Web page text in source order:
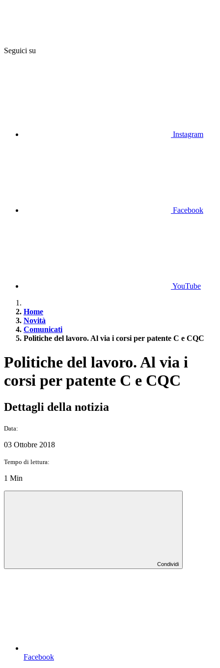
Seguici su
Instagram
Facebook
YouTube
Home
Novità
Comunicati
Politiche del lavoro. Al via i corsi per patente C e CQC
Politiche del lavoro. Al via i
corsi per patente C e CQC
Dettagli della notizia
Data:
03 Ottobre 2018
Tempo di lettura:
1 Min
Condividi
Facebook